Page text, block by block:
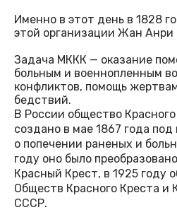
Именно в этот день в 1828
этой организации Жан
Задача МККК — оказание
больным и военнопленным
конфликтов, помощь
бедствий.
В России общество
создано в мае 1867 года
о попечении раненых и
году оно было
Красный Крест, в 1925 году
Обществ Красного Креста и
СССР.